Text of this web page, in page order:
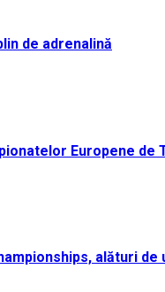
de adrenalină
Europene de
alături